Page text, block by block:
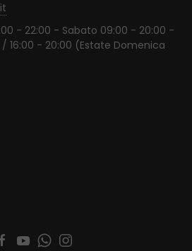
- 22:00 - Sabato 09:00 - 20:00 -
/ 16:00 - 20:00 (Estate Domenica